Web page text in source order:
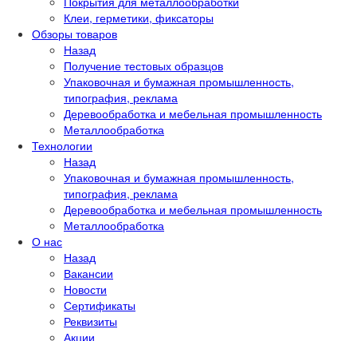
Клеи, герметики, фиксаторы
Обзоры товаров
Назад
Получение тестовых образцов
Упаковочная и бумажная промышленность,
типография, реклама
Деревообработка и мебельная промышленность
Металлообработка
Технологии
Назад
Упаковочная и бумажная промышленность,
типография, реклама
Деревообработка и мебельная промышленность
Металлообработка
О нас
Назад
Вакансии
Новости
Сертификаты
Реквизиты
Акции